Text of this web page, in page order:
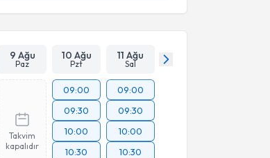
9 Ağu
Paz
10 Ağu
Pzt
11 Ağu
Sal
Takvim
kapalıdır
09:00
09:30
10:00
10:30
09:00
09:30
10:00
10:30